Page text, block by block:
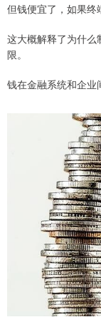
但钱便宜了，如果终
这大概解释了为什
限。
钱在金融系统和企业